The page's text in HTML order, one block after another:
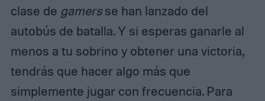
clase de gamersse han lanzado del
autobús de batalla. Y si esperas ganarle al
menos a tu sobrino y obtener una victoria,
tendrás que hacer algo más que
simplemente jugar con frecuencia. Para